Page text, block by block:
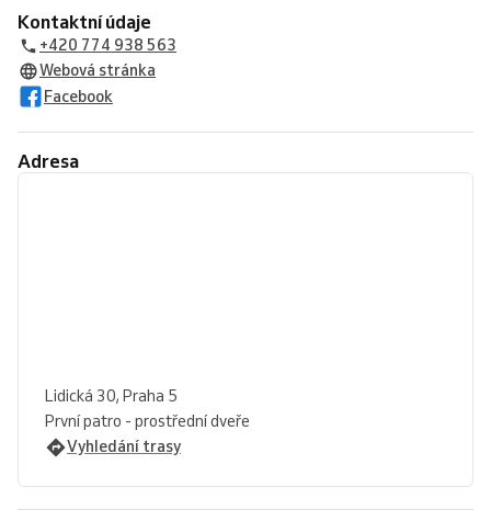
Kontaktní údaje
+420 774 938 563
Webová stránka
Facebook
Adresa
Lidická 30, Praha 5
První patro - prostřední dveře
Vyhledání trasy